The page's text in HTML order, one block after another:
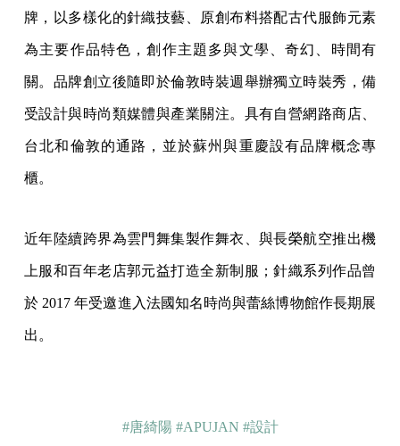
牌，以多樣化的針織技藝、原創布料搭配古代服飾元素
為主要作品特色，創作主題多與文學、奇幻、時間有
關。品牌創立後隨即於倫敦時裝週舉辦獨立時裝秀，備
受設計與時尚類媒體與產業關注。具有自營網路商店、
台北和倫敦的通路，並於蘇州與重慶設有品牌概念專
櫃。
近年陸續跨界為雲門舞集製作舞衣、與長榮航空推出機
上服和百年老店郭元益打造全新制服；針織系列作品曾
於 2017 年受邀進入法國知名時尚與蕾絲博物館作長期展
出。
#唐綺陽 #APUJAN #設計